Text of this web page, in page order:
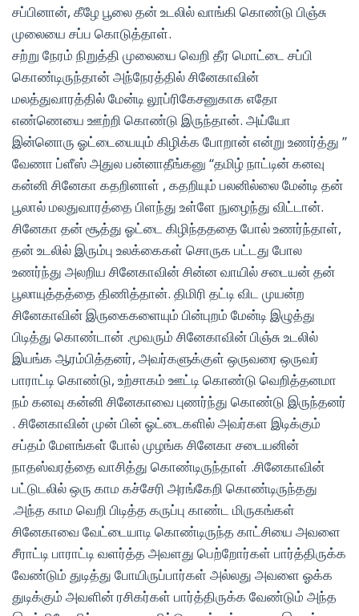
சப்பினான், கீழே பூலை தன் உடலில் வாங்கி கொண்டு பிஞ்சு
முலையை சப்ப கொடுத்தாள்.
சற்று நேரம் நிறுத்தி முலையை வெறி தீர மொட்டை சப்பி
கொண்டிருந்தான் அந்நேரத்தில் சினேகாவின்
மலத்துவாரத்தில் மேன்டி லூப்ரிகேசனுகாக எதோ
எண்ணெயை ஊற்றி கொண்டு இருந்தான். அய்யோ
இன்னொரு ஓட்டையையும் கிழிக்க போறான் என்று உணர்த்து ”
வேணா ப்ளீஸ் அதுல பன்னாதீங்கனு “தமிழ் நாட்டின் கனவு
கன்னி சினேகா கதறினாள் , கதறியும் பலனில்லை மேன்டி தன்
பூலால் மலதுவாரத்தை பிளந்து உள்ளே நுழைந்து விட்டான்.
சினேகா தன் சூத்து ஓட்டை கிழிந்தததை போல் உணர்ந்தாள்,
தன் உடலில் இரும்பு உலக்கைகள் சொருக பட்டது போல
உணர்ந்து அலறிய சினேகாவின் சின்ன வாயில் சடையன் தன்
பூலாயுத்தத்தை திணித்தான். திமிரி தட்டி விட முயன்ற
சினேகாவின் இருகைகளையும் பின்புறம் மேன்டி இழுத்து
பிடித்து கொண்டான் .மூவரும் சினேகாவின் பிஞ்சு உடலில்
இயங்க ஆரம்பித்தனர், அவர்களுக்குள் ஒருவரை ஒருவர்
பாராட்டி கொண்டு, உற்சாகம் ஊட்டி கொண்டு வெறித்தனமா
நம் கனவு கன்னி சினேகாவை புணர்ந்து கொண்டு இருந்தனர்
. சினேகாவின் முன் பின் ஓட்டைகளில் அவர்கள இடிக்கும்
சப்தம் மேளங்கள் போல் முழங்க சினேகா சடையனின்
நாதஸ்வரத்தை வாசித்து கொண்டிருந்தாள் .சினேகாவின்
பட்டுடலில் ஒரு காம கச்சேரி அரங்கேறி கொண்டிருந்தது
.அந்த காம வெறி பிடித்த கருப்பு காண்ட மிருகங்கள்
சினேகாவை வேட்டையாடி கொண்டிருந்த காட்சியை அவளை
சீராட்டி பாராட்டி வளர்த்த அவளது பெற்றோர்கள் பார்த்திருக்க
வேண்டும் துடித்து போயிருப்பார்கள் அல்லது அவளை ஓக்க
துடிக்கும் அவளின் ரசிகர்கள் பார்த்திருக்க வேண்டும் அந்த